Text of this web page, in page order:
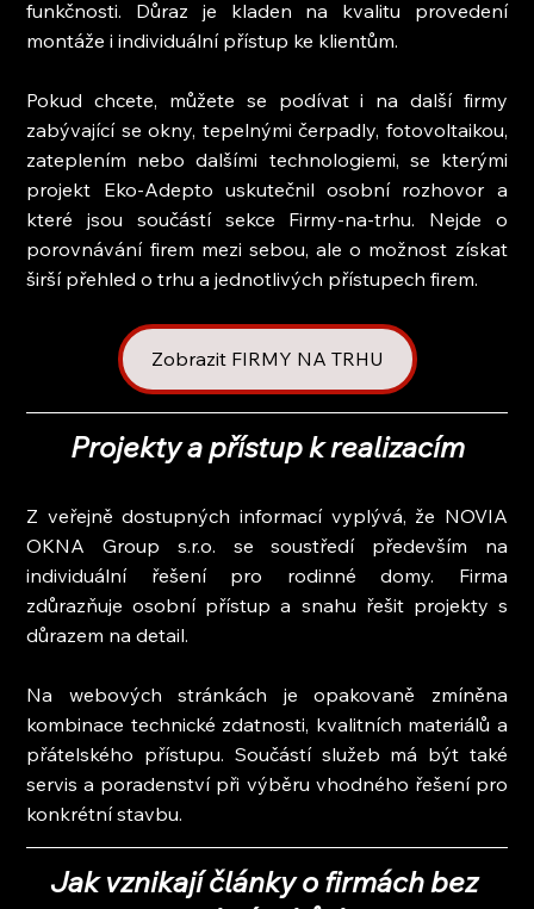
funkčnosti. Důraz je kladen na kvalitu provedení
montáže i individuální přístup ke klientům.
Pokud chcete, můžete se podívat i na další firmy
zabývající se okny, tepelnými čerpadly, fotovoltaikou,
zateplením nebo dalšími technologiemi, se kterými
projekt Eko-Adepto uskutečnil osobní rozhovor a
které jsou součástí sekce Firmy-na-trhu. Nejde o
porovnávání firem mezi sebou, ale o možnost získat
širší přehled o trhu a jednotlivých přístupech firem.
Zobrazit FIRMY NA TRHU
Projekty a přístup k realizacím
Z veřejně dostupných informací vyplývá, že NOVIA
OKNA Group s.r.o. se soustředí především na
individuální řešení pro rodinné domy. Firma
zdůrazňuje osobní přístup a snahu řešit projekty s
důrazem na detail.
Na webových stránkách je opakovaně zmíněna
kombinace technické zdatnosti, kvalitních materiálů a
přátelského přístupu. Součástí služeb má být také
servis a poradenství při výběru vhodného řešení pro
konkrétní stavbu.
Jak vznikají články o firmách bez